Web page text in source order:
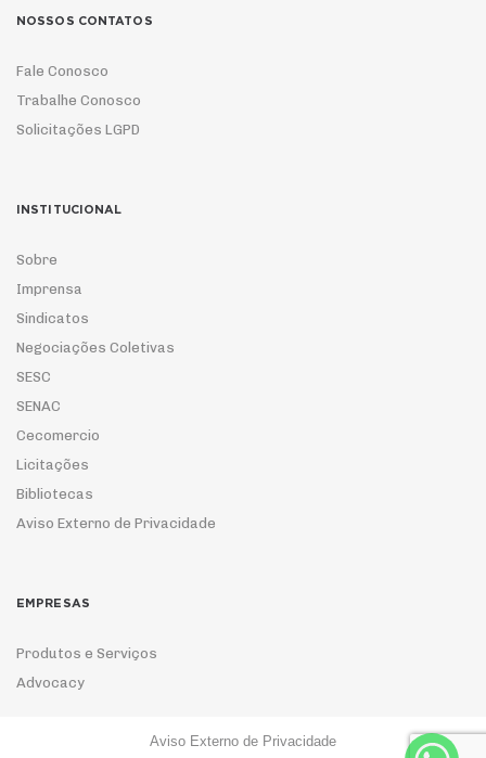
NOSSOS CONTATOS
Fale Conosco
Trabalhe Conosco
Solicitações LGPD
INSTITUCIONAL
Sobre
Imprensa
Sindicatos
Negociações Coletivas
SESC
SENAC
Cecomercio
Licitações
Bibliotecas
Aviso Externo de Privacidade
EMPRESAS
Produtos e Serviços
Advocacy
Aviso Externo de Privacidade